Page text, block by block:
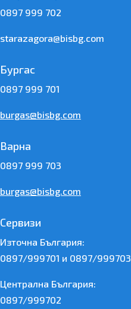
0897 999 702
starazagora@bisbg.com
Бургас
0897 999 701
burgas@bisbg.com
Варна
0897 999 703
burgas@bisbg.com
Сервизи
Източна България:
0897/999701 и 0897/999703
Централна България:
0897/999702